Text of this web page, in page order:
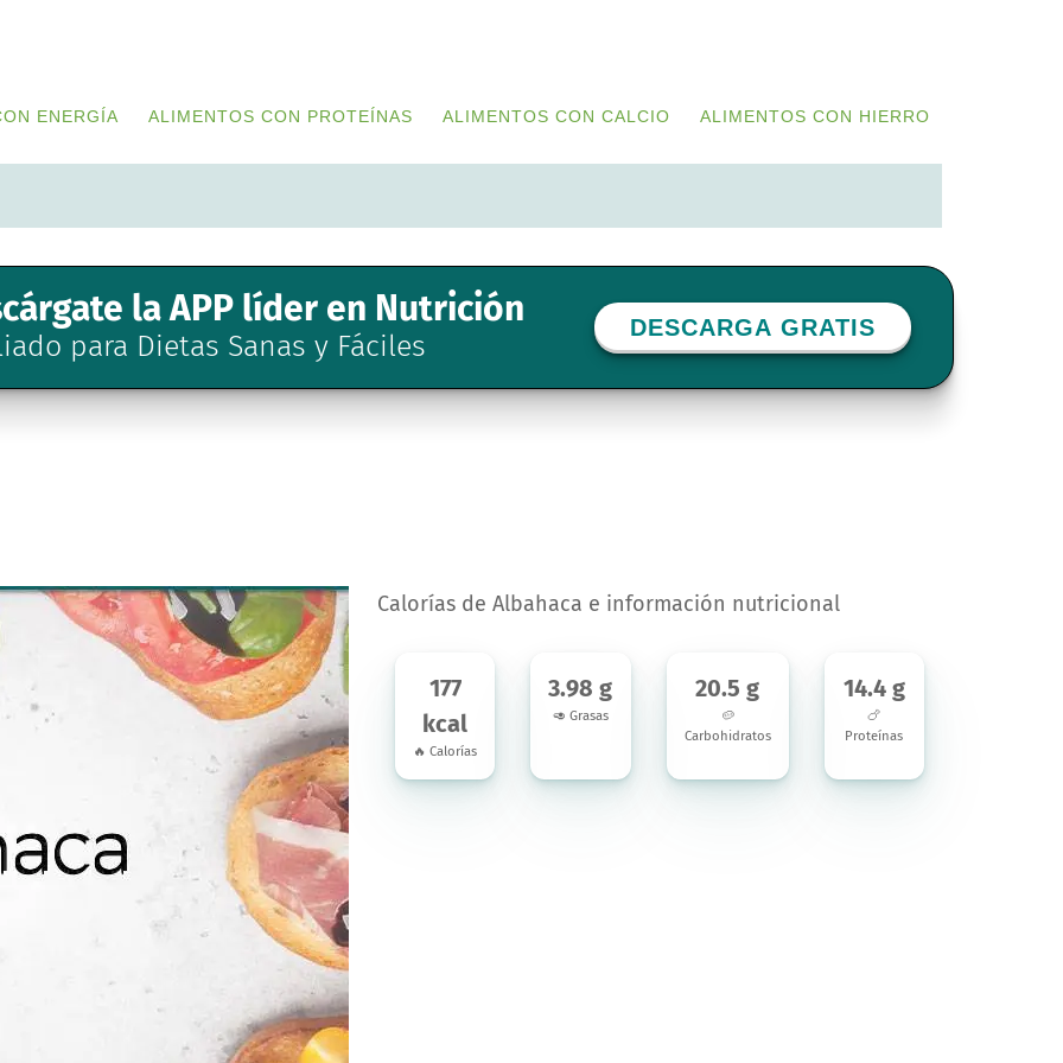
ENERGÍA ALIMENTOS CON PROTEÍNAS ALIMENTOS CON CALCIO ALIMENTOS CON HIERRO
la APP líder en Nutrición
para Dietas Sanas y Fáciles
DESCARGA GRATIS
Calorías de Albahaca e información nutricional
177
kcal
🔥 Calorías
3.98 g
🥑 Grasas
20.5 g
🥔
Carbohidratos
14.4 g
🍗
Proteínas